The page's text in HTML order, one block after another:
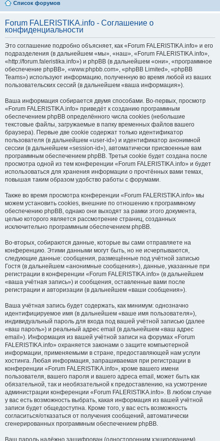
Список форумов
Forum FALERISTIKA.info - Соглашение о
конфиденциальности
Это соглашение подробно объясняет, как «Forum FALERISTIKA.info» и его
подразделения (в дальнейшем «мы», «наш», «Forum FALERISTIKA.info»,
«http://forum.faleristika.info») и phpBB (в дальнейшем «они», «программное
обеспечение phpBB», «www.phpbb.com», «phpBB Limited», «phpBB
Teams») используют информацию, полученную во время любой из ваших
пользовательских сессий (в дальнейшем «ваша информация»).
Ваша информация собирается двумя способами. Во-первых, просмотр
«Forum FALERISTIKA.info» приведёт к созданию программным
обеспечением phpBB определённого числа cookies (небольшие
текстовые файлы, загружаемые в папку временных файлов вашего
браузера). Первые две cookie содержат только идентификатор
пользователя (в дальнейшем «user-id») и идентификатор анонимной
сессии (в дальнейшем «session-id»), автоматически присвоенные вам
программным обеспечением phpBB. Третья cookie будет создана после
просмотра одной из тем конференции «Forum FALERISTIKA.info» и будет
использоваться для хранения информации о прочтённых вами темах,
повышая таким образом удобство работы с форумами.
Также во время просмотра конференции «Forum FALERISTIKA.info» мы
можем установить cookies, внешние по отношению к программному
обеспечению phpBB, однако они выходят за рамки этого документа,
целью которого является рассмотрение страниц, созданных
исключительно программным обеспечением phpBB.
Во-вторых, собираются данные, которые вы сами отправляете на
конференцию. Этими данными могут быть, но не исчерпываются,
следующие данные: сообщения, размещённые под учётной записью
Гостя (в дальнейшем «анонимные сообщения»), данные, указанные при
регистрации в конференции «Forum FALERISTIKA.info» (в дальнейшем
«ваша учётная запись») и сообщения, оставленные вами после
регистрации и авторизации (в дальнейшем «ваши сообщения»).
Ваша учётная запись будет содержать, как минимум: однозначно
идентифицируемое имя (в дальнейшем «ваше имя пользователя»),
индивидуальный пароль для входа под вашей учётной записью (далее
«ваш пароль») и реальный адрес email (в дальнейшем «ваш адрес
email»). Информация из вашей учётной записи на форумах «Forum
FALERISTIKA.info» охраняется законами о защите компьютерной
информации, применяемыми в стране, предоставляющей нам услуги
хостинга. Любая информация, запрашиваемая при регистрации в
конференции «Forum FALERISTIKA.info», кроме вашего имени
пользователя, вашего пароля и вашего адреса email, может быть как
обязательной, так и необязательной к предоставлению, на усмотрение
администрации конференции «Forum FALERISTIKA.info». В любом случае
у вас есть возможность выбрать, какая информация из вашей учётной
записи будет общедоступна. Кроме того, у вас есть возможность
согласиться/отказаться от получения сообщений, автоматически
сгенерированных программным обеспечением phpBB.
Ваш пароль надёжно зашифрован (односторонним хэшированием).